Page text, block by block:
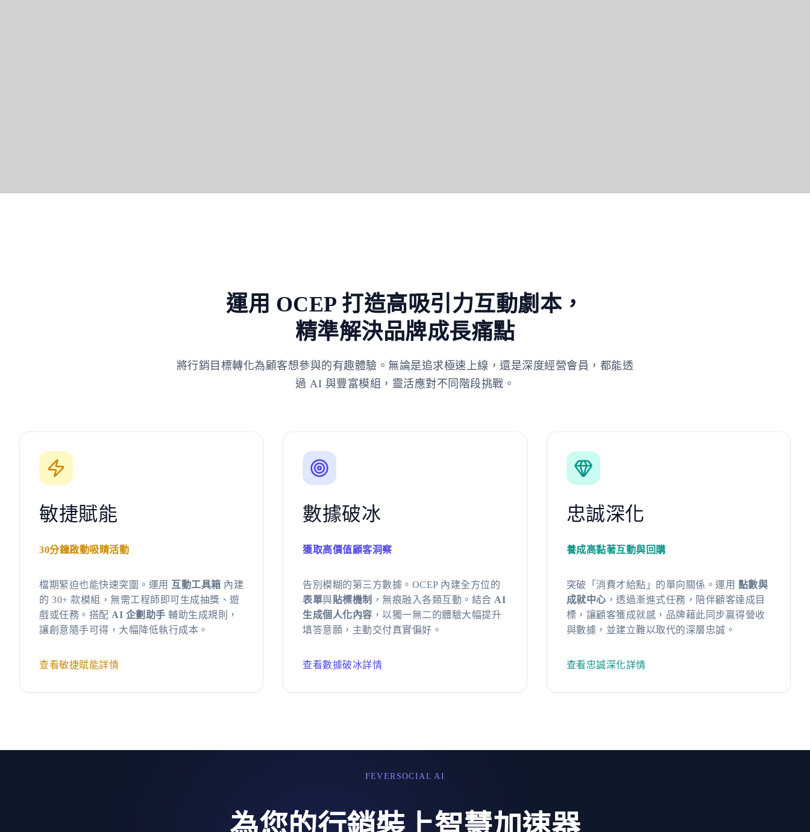
運用 OCEP 打造高吸引力互動劇本，
精準解決品牌成長痛點
將行銷目標轉化為顧客想參與的有趣體驗。無論是追求極速上線，還是深度經營會員，都能透
過 AI 與豐富模組，靈活應對不同階段挑戰。
敏捷賦能
30分鐘啟動吸睛活動
檔期緊迫也能快速突圍。運用 互動工具箱 內建
的 30+ 款模組，無需工程師即可生成抽獎、遊
戲或任務。搭配 AI 企劃助手 輔助生成規則，
讓創意隨手可得，大幅降低執行成本。
查看敏捷賦能詳情
數據破冰
獲取高價值顧客洞察
告別模糊的第三方數據。OCEP 內建全方位的
表單與貼標機制 ，無痕融入各類互動。結合 AI
生成個人化內容 ，以獨一無二的體驗大幅提升
填答意願，主動交付真實偏好。
查看數據破冰詳情
忠誠深化
養成高黏著互動與回購
突破「消費才給點」的單向關係。運用 點數與
成就中心 ，透過漸進式任務，陪伴顧客達成目
標，讓顧客獲成就感，品牌藉此同步贏得營收
與數據，並建立難以取代的深層忠誠。
查看忠誠深化詳情
FEVERSOCIAL AI
為您的行銷裝上智慧加速器